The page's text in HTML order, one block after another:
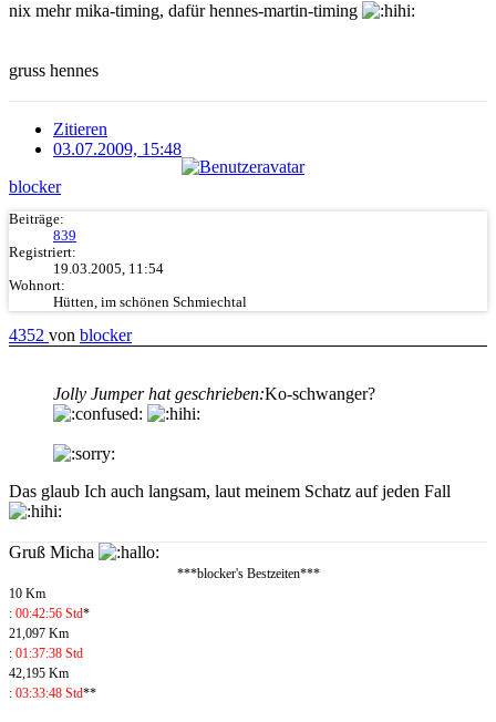
nix mehr mika-timing, dafür hennes-martin-timing
gruss hennes
Zitieren
03.07.2009, 15:48
blocker
Beiträge:
839
Registriert:
19.03.2005, 11:54
Wohnort:
Hütten, im schönen Schmiechtal
4352 von blocker
Jolly Jumper hat geschrieben:Ko-schwanger?
Das glaub Ich auch langsam, laut meinem Schatz auf jeden Fall
Gruß Micha
***blocker's Bestzeiten***
10 Km
: 00:42:56 Std*
21,097 Km
: 01:37:38 Std
42,195 Km
: 03:33:48 Std**